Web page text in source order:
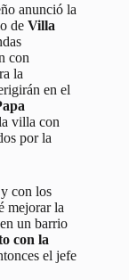
anunció la
de Villa
con
la
en el
villa con
por la
con los
mejorar la
un barrio
con la
el jefe